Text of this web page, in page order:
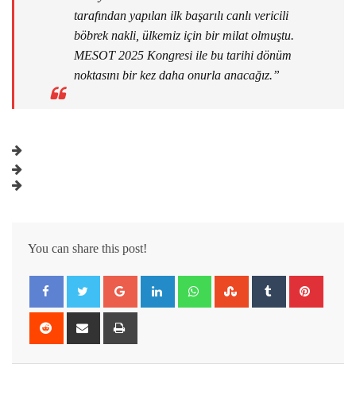
tarafından yapılan ilk başarılı canlı vericili
böbrek nakli, ülkemiz için bir milat olmuştu.
MESOT 2025 Kongresi ile bu tarihi dönüm
noktasını bir kez daha onurla anacağız.”
You can share this post!
Email